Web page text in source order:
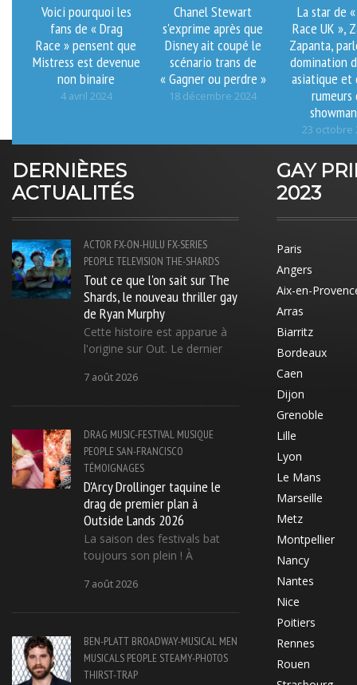
Voici pourquoi les
fans de « Drag
Race » pensent que
Mistress est devenue
non binaire
4 avril 2024
Chanel Stewart
s'exprime après que
Disney ait coupé le
scénario trans de
« Gagner ou perdre »
18 décembre 2024
La star de
Race UK »,
Zapanta,
domination
asiatique et
rumeurs
23 octobre
DERNIÈRES
ACTUALITÉS
ACTOR FX-ON-HULU FX-SERIES
PEOPLETELEVISION THE-SHARDS
Tout ce que l'on sait sur The
Shards, le nouveau thriller gay
de Ryan Murphy
Cette histoire est apparue à
l'origine sur Out. Le dernier
7 août 2026
DRAG MUSIC-FESTIVAL MUSIQUE
PEOPLE SAN-FRANCISCO
TÉMOIGNAGES
D'Arcy Drollinger taquine le
drag de premier plan à
Outside Lands 2026
La saison des festivals bat
toujours son plein ! À
7 août 2026
BEN-PLATT BROADWAY-MUSICAL MEN
MUSICALS PEOPLE STEAMY-PHOTOS
THIRST-TRAP
GAY
2023
Paris
Angers
Aix-en-
Arras
Biarritz
Bordeaux
Caen
Dijon
Grenoble
Lille
Lyon
Le Mans
Marseille
Metz
Montpellier
Nancy
Nantes
Nice
Poitiers
Rennes
Rouen